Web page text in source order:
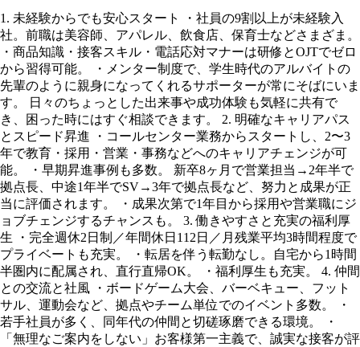
1. 未経験からでも安心スタート ・社員の9割以上が未経験入
社。前職は美容師、アパレル、飲食店、保育士などさまざま。
・商品知識・接客スキル・電話応対マナーは研修とOJTでゼロ
から習得可能。 ・メンター制度で、学生時代のアルバイトの
先輩のように親身になってくれるサポーターが常にそばにいま
す。 日々のちょっとした出来事や成功体験も気軽に共有で
き、困った時にはすぐ相談できます。 2. 明確なキャリアパス
とスピード昇進 ・コールセンター業務からスタートし、2〜3
年で教育・採用・営業・事務などへのキャリアチェンジが可
能。 ・早期昇進事例も多数。 新卒8ヶ月で営業担当→2年半で
拠点長、中途1年半でSV→3年で拠点長など、努力と成果が正
当に評価されます。 ・成果次第で1年目から採用や営業職にジ
ョブチェンジするチャンスも。 3. 働きやすさと充実の福利厚
生 ・完全週休2日制／年間休日112日／月残業平均3時間程度で
プライベートも充実。 ・転居を伴う転勤なし。自宅から1時間
半圏内に配属され、直行直帰OK。 ・福利厚生も充実。 4. 仲間
との交流と社風 ・ボードゲーム大会、バーベキュー、フット
サル、運動会など、拠点やチーム単位でのイベント多数。 ・
若手社員が多く、同年代の仲間と切磋琢磨できる環境。 ・
「無理なご案内をしない」お客様第一主義で、誠実な接客が評